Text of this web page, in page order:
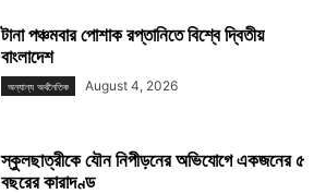
টানা পঞ্চমবার পোশাক রপ্তানিতে বিশ্বে দ্বিতীয়
বাংলাদেশ
অন্যান্য অর্থনৈতিক August 4, 2026
স্কুলছাত্রীকে যৌন নিপীড়নের অভিযোগে একজনের ৫
বছরের কারাদণ্ড